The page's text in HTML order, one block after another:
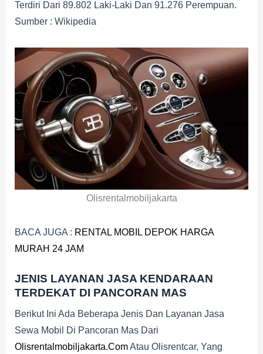
Terdiri Dari 89.802 Laki-Laki Dan 91.276 Perempuan.
Sumber : Wikipedia
Olisrentalmobiljakarta
BACA JUGA : RENTAL MOBIL DEPOK HARGA
MURAH 24 JAM
JENIS LAYANAN JASA KENDARAAN
TERDEKAT DI PANCORAN MAS
Berikut Ini Ada Beberapa Jenis Dan Layanan Jasa
Sewa Mobil Di Pancoran Mas Dari
Olisrentalmobiljakarta.comAtau Olisrentcar, Yang